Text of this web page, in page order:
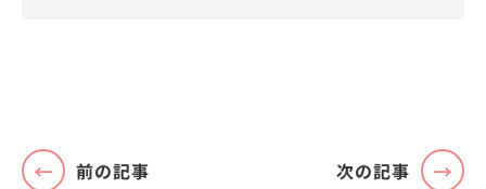
前の記事 次の記事